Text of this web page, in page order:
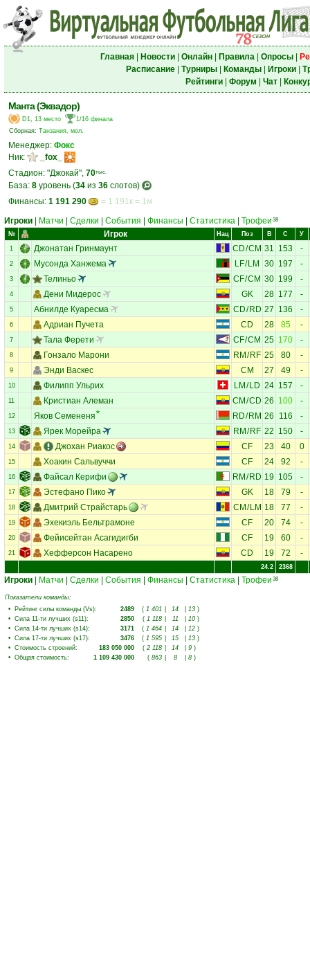
Главная| Новости| Онлайн| Правила| Опросы|
Расписание| Турниры| Команды| Игроки|
Рейтинги| Форум Чат|
Манта (Эквадор)
D1, 13 место
1/16 финала
Сборная: Танзания, мол.
Менеджер: Фокс
Ник:
_fox_
Стадион: "Джокай", 70тыс.
База: 8 уровень (34 из 36 слотов)
Финансы: 1 191 290
= 1 191к = 1м
Игроки
Матчи Сделки События Финансы Статистика Трофеи 38
№ Игрок Нац Поз В С У
1 Джонатан Гринмаунт CD/CM 31 153 -
2 Мусонда Ханжема LF/ LM 30 197 -
3 Телиньо CF/CM 30 199 -
4 Дени Мидерос GK 28 177 -
5 Абнилде Куаресма CD/RD 27 136 -
6 Адриан Пучета CD 28 85 -
7 Тала Ферети CF/CM 25 170 -
8 Гонзало Марони RM / RF 25 80 -
9 Энди Васкес CM 27 49 -
10 Филипп Ульрих LM / LD 24 157 -
11 Кристиан Алеман CM /CD 26 100 -
12 Яков Семененя RD/ RM 26 116 -
13 Ярек Морейра RM / RF 22 150 -
14 Джохан Риакос CF 23 40 0
15 Хоакин Сальвуччи CF 24 92 -
16 Файсал Керифи RM / RD 19 105 -
17 Эстефано Пико GK 18 79 -
18 Дмитрий Страйстарь CM /LM 18 77 -
19 Эхекиэль Бельтрамоне CF 20 74 -
20 Фейисейтан Асагидигби CF 19 60 -
21 Хефферсон Насарено CD 19 72 -
24.2 2368
Игроки Матчи Сделки События Финансы Статистика Трофеи 38
Показатели команды:
• Рейтинг силы команды (Vs): 2489 ( 1 401 14 13 )
• Сила 11-ти лучших (s11): 2850 ( 1 118 11 10 )
• Сила 14-ти лучших (s14): 3171 ( 1 464 14 12 )
• Сила 17-ти лучших (s17): 3476 ( 1 595 15 13 )
• Стоимость строений: 183 050 000 ( 2 118 14 9 )
• Общая стоимость: 1 109 430 000 ( 863 8 8 )